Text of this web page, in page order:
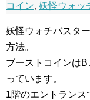
コイン, 妖怪ウォッ
妖怪ウォチバスタ
方法。
ブーストコインは
っています。
1階のエントラン